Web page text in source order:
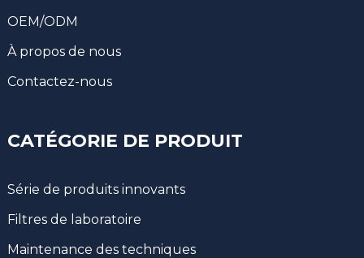
OEM/ODM
À propos de nous
Contactez-nous
CATÉGORIE DE PRODUIT
Série de produits innovants
Filtres de laboratoire
Maintenance des techniques